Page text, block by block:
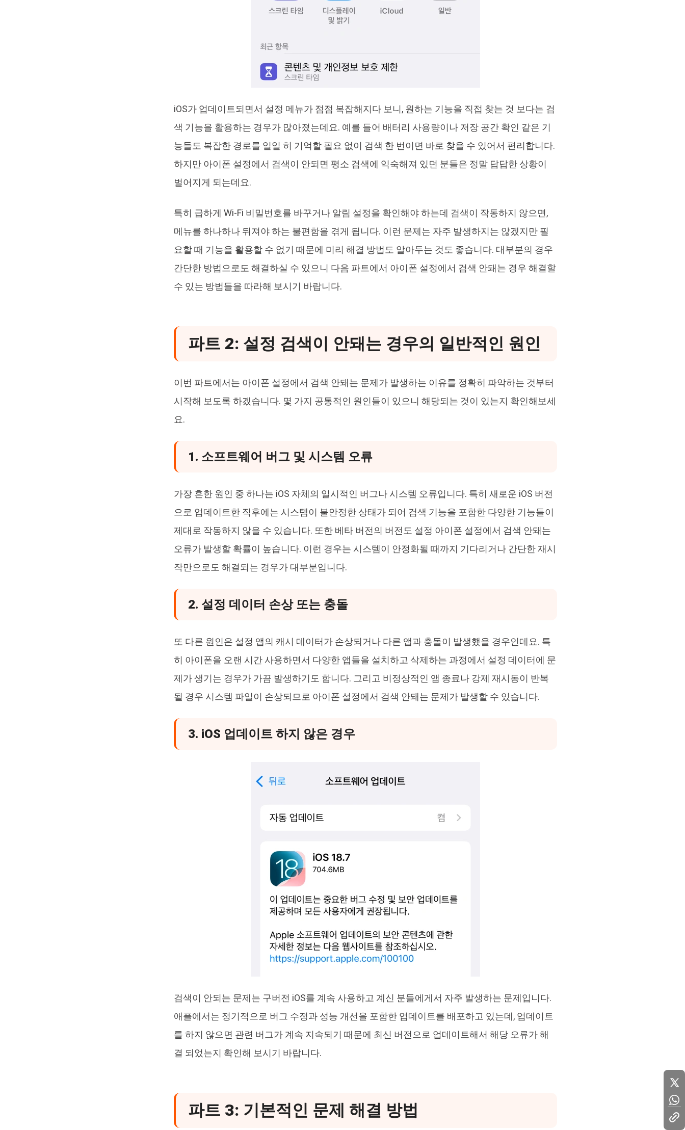
iOS가 업데이트되면서 설정 메뉴가 점점 복잡해지다 보니, 원하는 기능을 직접 찾는 것 보다는 검
색 기능을 활용하는 경우가 많아졌는데요. 예를 들어 배터리 사용량이나 저장 공간 확인 같은 기
능들도 복잡한 경로를 일일 히 기억할 필요 없이 검색 한 번이면 바로 찾을 수 있어서 편리합니다.
하지만 아이폰 설정에서 검색이 안되면 평소 검색에 익숙해져 있던 분들은 정말 답답한 상황이
벌어지게 되는데요.
특히 급하게 Wi-Fi 비밀번호를 바꾸거나 알림 설정을 확인해야 하는데 검색이 작동하지 않으면,
메뉴를 하나하나 뒤져야 하는 불편함을 겪게 됩니다. 이런 문제는 자주 발생하지는 않겠지만 필
요할 때 기능을 활용할 수 없기 때문에 미리 해결 방법도 알아두는 것도 좋습니다. 대부분의 경우
간단한 방법으로도 해결하실 수 있으니 다음 파트에서 아이폰 설정에서 검색 안돼는 경우 해결할
수 있는 방법들을 따라해 보시기 바랍니다.
파트 2: 설정 검색이 안돼는 경우의 일반적인 원인
이번 파트에서는 아이폰 설정에서 검색 안돼는 문제가 발생하는 이유를 정확히 파악하는 것부터
시작해 보도록 하겠습니다. 몇 가지 공통적인 원인들이 있으니 해당되는 것이 있는지 확인해보세
요.
1. 소프트웨어 버그 및 시스템 오류
가장 흔한 원인 중 하나는 iOS 자체의 일시적인 버그나 시스템 오류입니다. 특히 새로운 iOS 버전
으로 업데이트한 직후에는 시스템이 불안정한 상태가 되어 검색 기능을 포함한 다양한 기능들이
제대로 작동하지 않을 수 있습니다. 또한 베타 버전의 버전도 설정 아이폰 설정에서 검색 안돼는
오류가 발생할 확률이 높습니다. 이런 경우는 시스템이 안정화될 때까지 기다리거나 간단한 재시
작만으로도 해결되는 경우가 대부분입니다.
2. 설정 데이터 손상 또는 충돌
또 다른 원인은 설정 앱의 캐시 데이터가 손상되거나 다른 앱과 충돌이 발생했을 경우인데요. 특
히 아이폰을 오랜 시간 사용하면서 다양한 앱들을 설치하고 삭제하는 과정에서 설정 데이터에 문
제가 생기는 경우가 가끔 발생하기도 합니다. 그리고 비정상적인 앱 종료나 강제 재시동이 반복
될 경우 시스템 파일이 손상되므로 아이폰 설정에서 검색 안돼는 문제가 발생할 수 있습니다.
3. iOS 업데이트 하지 않은 경우
검색이 안되는 문제는 구버전 iOS를 계속 사용하고 계신 분들에게서 자주 발생하는 문제입니다.
애플에서는 정기적으로 버그 수정과 성능 개선을 포함한 업데이트를 배포하고 있는데, 업데이트
를 하지 않으면 관련 버그가 계속 지속되기 때문에 최신 버전으로 업데이트해서 해당 오류가 해
결 되었는지 확인해 보시기 바랍니다.
파트 3: 기본적인 문제 해결 방법